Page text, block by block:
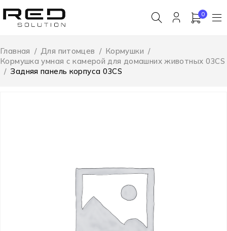
0
Главная / Для питомцев / Кормушки /
Кормушка умная с камерой для домашних животных 03CS
/ Задняя панель корпуса 03CS